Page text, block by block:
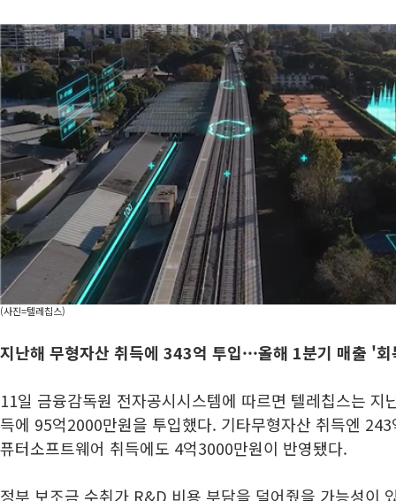
(사진=텔레칩스)
지난해 무형자산 취득에 343억 투입···올해 1분기 매출 '
11일 금융감독원 전자공시시스템에 따르면 텔레칩스는 지
득에 95억2000만원을 투입했다. 기타무형자산 취득엔
퓨터소프트웨어 취득에도 4억3000만원이 반영됐다.
정부 보조금 수취가 R&D 비용 부담을 덜어줬을 가능성이